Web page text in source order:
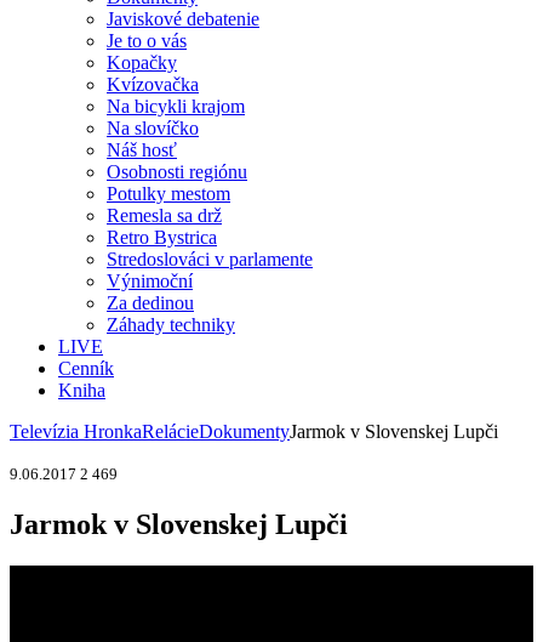
Javiskové debatenie
Je to o vás
Kopačky
Kvízovačka
Na bicykli krajom
Na slovíčko
Náš hosť
Osobnosti regiónu
Potulky mestom
Remesla sa drž
Retro Bystrica
Stredoslováci v parlamente
Výnimoční
Za dedinou
Záhady techniky
LIVE
Cenník
Kniha
Televízia HronkaRelácieDokumentyJarmok v Slovenskej Lupči
9.06.2017 2 469
Jarmok v Slovenskej Lupči